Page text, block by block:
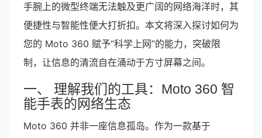
手腕上的微型终端无法触及更广阔的网络海洋时，其
便捷性与智能性便大打折扣。本文将深入探讨如何为
您的 Moto 360 赋予“科学上网”的能力，突破限
制，让信息的清流自在涌动于方寸屏幕之间。
一、 理解我们的工具：Moto 360 智
能手表的网络生态
Moto 360 并非一座信息孤岛。作为一款基于